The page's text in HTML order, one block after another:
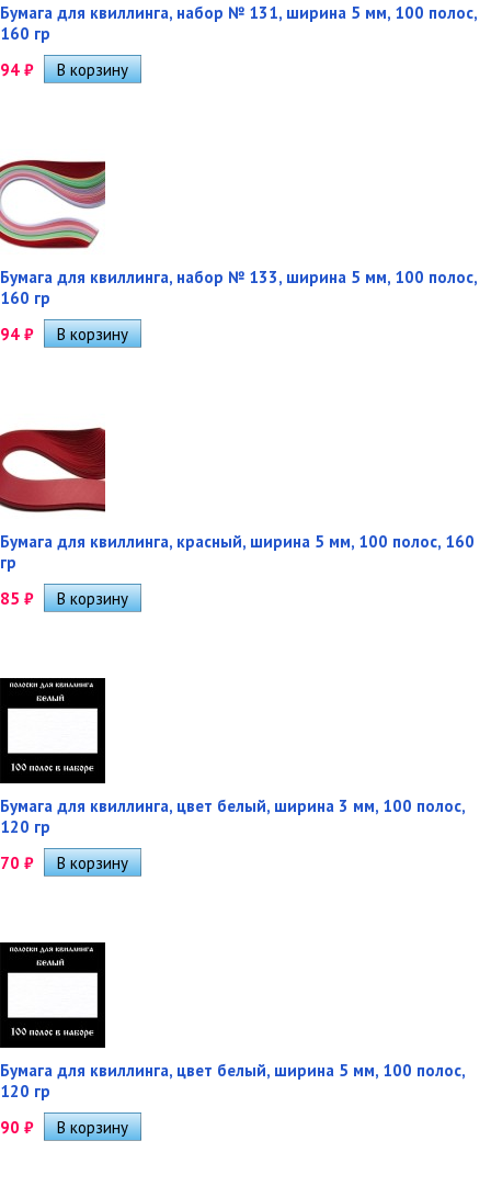
Бумага для квиллинга, набор № 131, ширина 5 мм, 100 полос,
160 гр
94 ₽
Бумага для квиллинга, набор № 133, ширина 5 мм, 100 полос,
160 гр
94 ₽
Бумага для квиллинга, красный, ширина 5 мм, 100 полос, 160
гр
85 ₽
Бумага для квиллинга, цвет белый, ширина 3 мм, 100 полос,
120 гр
70 ₽
Бумага для квиллинга, цвет белый, ширина 5 мм, 100 полос,
120 гр
90 ₽